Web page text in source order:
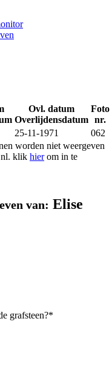
Ovl. datum
Overlijdensdatum
Foto
nr.
25-11-1971
062
worden niet weergeven
klik hierom in te
van: Elise
grafsteen?*